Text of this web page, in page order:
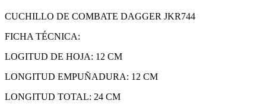
CUCHILLO DE COMBATE DAGGER JKR744
FICHA TÉCNICA:
LOGITUD DE HOJA: 12 CM
LONGITUD EMPUÑADURA: 12 CM
LONGITUD TOTAL: 24 CM